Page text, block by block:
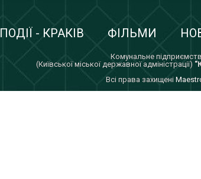
ПОДІЇ - КРАКІВ ФІЛЬМИ
Комунальне
(Київської міської державної адміністрації)
Всi права захищенi